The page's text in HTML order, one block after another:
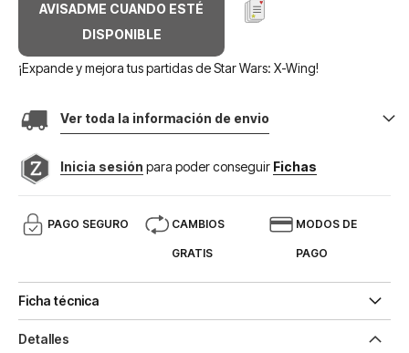
AVISADME CUANDO ESTÉ
DISPONIBLE
¡Expande y mejora tus partidas de Star Wars: X-Wing!
Ver toda la información de envio
Inicia sesión para poder conseguir Fichas
PAGO SEGURO CAMBIOS
GRATIS
MODOS DE
PAGO
Ficha técnica
Detalles